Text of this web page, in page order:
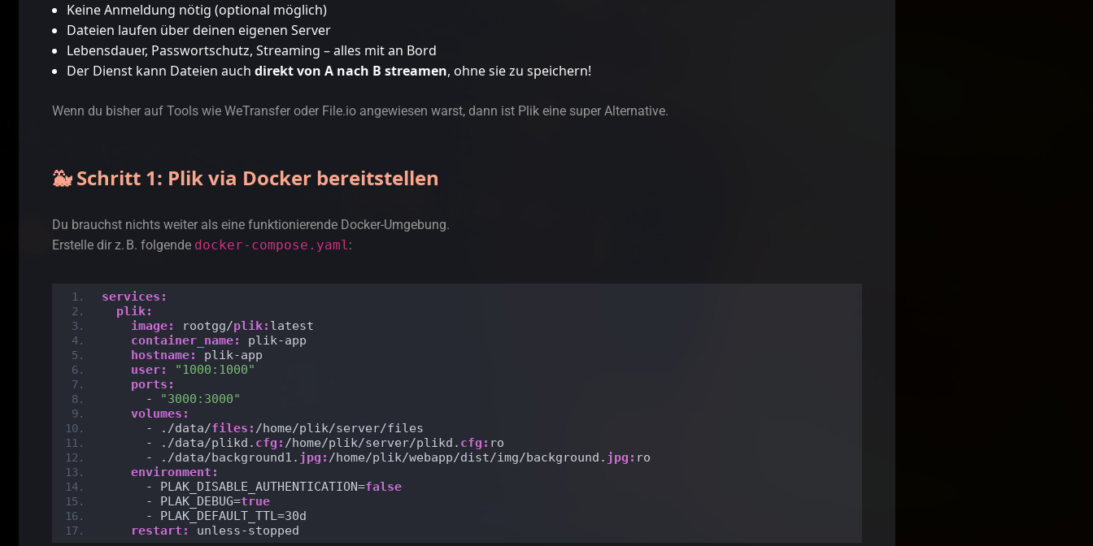
Keine Anmeldung nötig (optional möglich)
Dateien laufen über deinen eigenen Server
Lebensdauer, Passwortschutz, Streaming – alles mit an Bord
Der Dienst kann Dateien auch direkt von A nach B streamen, ohne sie zu speichern!
Wenn du bisher auf Tools wie WeTransfer oder File.io angewiesen warst, dann ist Plik eine super Alternative.
🐳 Schritt 1: Plik via Docker bereitstellen
Du brauchst nichts weiter als eine funktionierende Docker-Umgebung.
Erstelle dir z. B. folgende docker-compose.yaml:
services:
plik:
image:
rootgg/plik: latest
container_name:
plik-app
hostname:
plik-app
user:
"1000:1000"
ports:
      -
"3000:3000"
volumes:
      - ./data/
files: /home/plik/server/files
      - ./data/plikd.
cfg: /home/plik/server/plikd. cfg: ro
      - ./data/background1.
jpg: /home/plik/webapp/dist/img/background. jpg: ro
environment:
      - PLAK_DISABLE_AUTHENTICATION=
false
      - PLAK_DEBUG=
true
      - PLAK_DEFAULT_TTL=30d
restart:
unless-stopped